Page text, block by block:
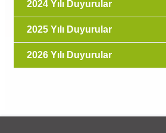
2024 Yılı Duyurular
2025 Yılı Duyurular
2026 Yılı Duyurular